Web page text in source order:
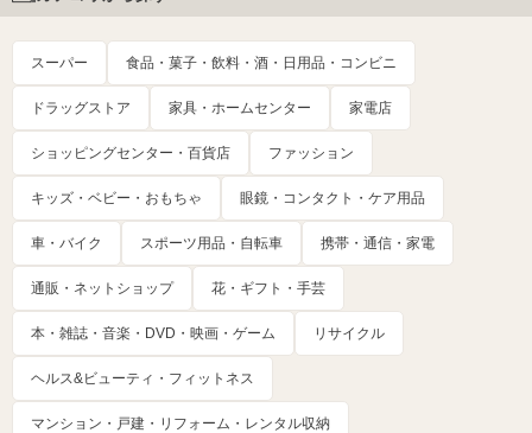
スーパー 食品・菓子・飲料・酒・日用品・コンビニ
ドラッグストア 家具・ホームセンター 家電店
ショッピングセンター・百貨店 ファッション
キッズ・ベビー・おもちゃ 眼鏡・コンタクト・ケア用品
車・バイク スポーツ用品・自転車 携帯・通信・家電
通販・ネットショップ 花・ギフト・手芸
本・雑誌・音楽・DVD・映画・ゲーム リサイクル
ヘルス&ビューティ・フィットネス
マンション・戸建・リフォーム・レンタル収納